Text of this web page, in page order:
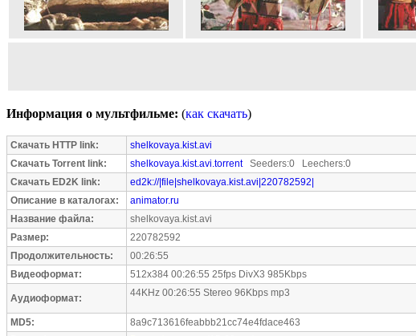
Информация о мультфильме: (как скачать)
Скачать HTTP link:
shelkovaya.kist.avi
Скачать Torrent link:
shelkovaya.kist.avi.torrentSeeders:0 Leechers:0
Скачать ED2K link:
ed2k://|file|shelkovaya.kist.avi|220782592|
Описание в каталогах:
animator.ru
Название файла:
shelkovaya.kist.avi
Размер:
220782592
Продолжительность:
00:26:55
Видеоформат:
512x384 00:26:55 25fps DivX3 985Kbps
Аудиоформат: 44KHz 00:26:55 Stereo 96Kbps mp3
MD5:
8a9c713616feabbb21cc74e4fdace463